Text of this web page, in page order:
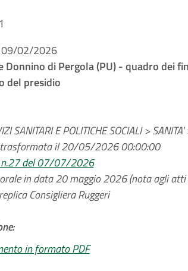
1
02/2026
Donnino di Pergola (PU) - quadro dei
del presidio
SANITARI E POLITICHE SOCIALI >
il 20/05/2026 00:00:00
n.27 del 07/07/2026
in data 20 maggio 2026 (nota agli atti
Consigliera Ruggeri
in formato PDF